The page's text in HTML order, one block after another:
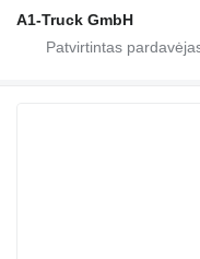
A1-Truck GmbH